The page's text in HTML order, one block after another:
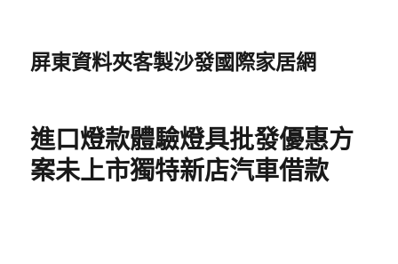
屏東資料夾客製沙發國際家居網
進口燈款體驗燈具批發優惠方
案未上市獨特新店汽車借款